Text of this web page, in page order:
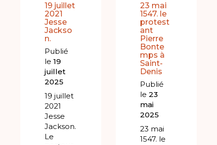
19 juillet
2021
Jesse
Jackso
n.
Publié
le19
juillet
2025
19 juillet
2021
Jesse
Jackson.
Le
23 mai
1547. le
protest
ant
Pierre
Bonte
mps à
Saint-
Denis
Publié
le 23
mai
2025
23 mai
1547. le